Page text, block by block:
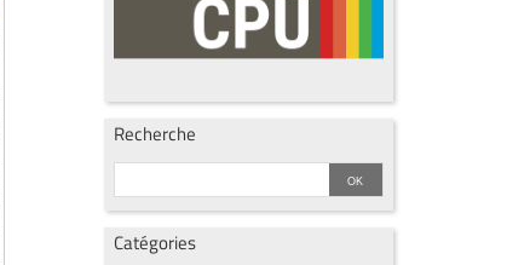
Recherche
Catégories